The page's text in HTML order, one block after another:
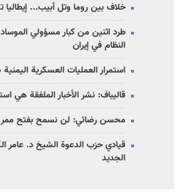
خلاف بين روما وتل أبيب... إيطاليا
طرد اثنين من كبار مسؤولي
النظام في إيران
استمرار العمليات العسكرية
قاليباف: نشر الأخبار الملفقة هي
محسن رضائي: لن نسمح بفتح
قيادي حزب الدعوة الشيخ د. عامر
الجديد